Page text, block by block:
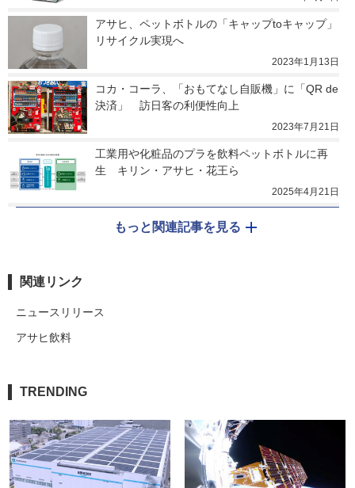
アサヒ、ペットボトルの「キャップtoキャップ」
リサイクル実現へ
2023年1月13日
コカ・コーラ、「おもてなし自販機」に「QR de
決済」　訪日客の利便性向上
2023年7月21日
工業用や化粧品のプラを飲料ペットボトルに再
生　キリン・アサヒ・花王ら
2025年4月21日
もっと関連記事を見る
関連リンク
ニュースリリース
アサヒ飲料
TRENDING